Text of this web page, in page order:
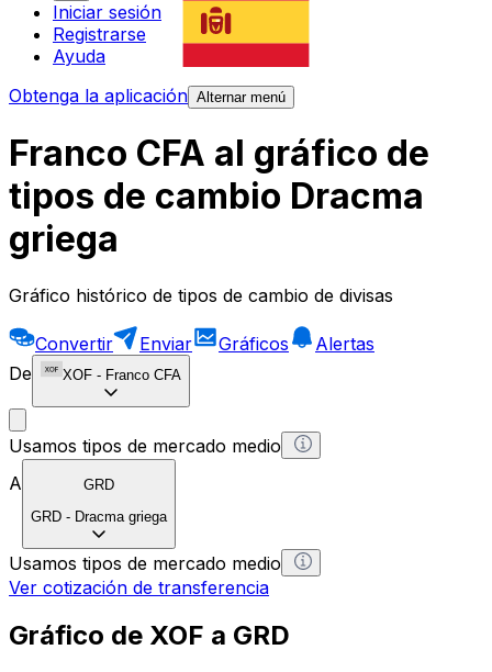
Iniciar sesión
Registrarse
Ayuda
Obtenga la aplicación Alternar menú
Franco CFA al gráfico de
tipos de cambio Dracma
griega
Gráfico histórico de tipos de cambio de divisas
Convertir Enviar Gráficos
Alertas
De
XOF - Franco CFA
Usamos tipos de mercado medio
A
GRD
GRD - Dracma griega
Usamos tipos de mercado medio
Ver cotización de transferencia
Gráfico de XOF a GRD